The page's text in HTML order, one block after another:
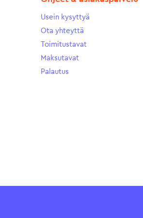
Usein kysyttyä
Ota yhteyttä
Toimitustavat
Maksutavat
Palautus